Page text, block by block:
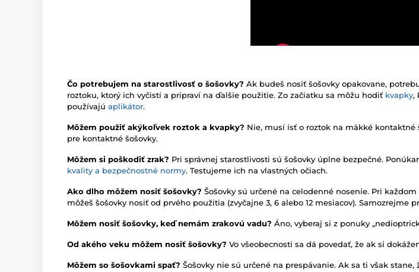
Čo potrebujem na starostlivosť o šošovky? Ak budeš nosiť šošovky opakovane,
roztoku, ktorý ich vyčistí a pripraví na ďalšie použitie. Zo začiatku sa môžu hodiť kvapky,
používajú aplikátor.
Môžem použiť akýkoľvek roztok a kvapky? Nie, musí ísť o roztok na mäkké kontaktné
pre kontaktné šošovky.
Môžem si poškodiť zrak? Pri správnej starostlivosti sú šošovky úplne bezpečné.
kvality a bezpečnostné normy. Testujeme ich na vlastných očiach.
Ako dlho môžem nosiť šošovky? Šošovky sú určené na celodenné nosenie. Pri
môžeš šošovky nosiť od prvého použitia (zvyčajne 3, 6 alebo 12 mesiacov). Samozrejme
Môžem nosiť šošovky, keď nemám zrakovú vadu? Áno, vyberaj si z ponuky
Od akého veku môžem nosiť šošovky? Vo všeobecnosti sa dá povedať, že ak si
Môžem so šošovkami spať? Šošovky nie sú určené na prespávanie. Ak sa ti však